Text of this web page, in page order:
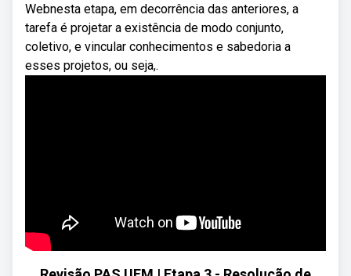
Webnesta etapa, em decorrência das anteriores, a
tarefa é projetar a existência de modo conjunto,
coletivo, e vincular conhecimentos e sabedoria a
esses projetos, ou seja,.